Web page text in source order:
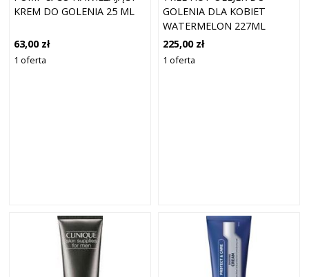
KREM DO GOLENIA 25 ML
63,00 zł
1 oferta
GOLENIA DLA KOBIET
WATERMELON 227ML
225,00 zł
1 oferta